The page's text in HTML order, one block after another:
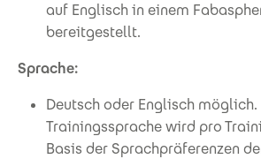
auf Englisch in einem
bereitgestellt.
Sprache:
Deutsch oder Englisch möglich.
Trainingssprache wird pro
Basis der Sprachpräferenzen